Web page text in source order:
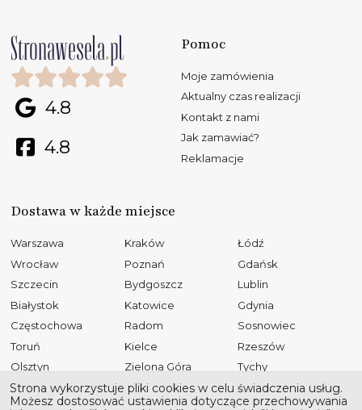
4.8
4.8
Pomoc
Moje zamówienia
Aktualny czas realizacji
Kontakt z nami
Jak zamawiać?
Reklamacje
Dostawa w każde miejsce
Warszawa Kraków
Łódź
Wrocław
Poznań
Gdańsk
Szczecin
Bydgoszcz
Lublin
Białystok
Katowice
Gdynia
Częstochowa
Radom
Sosnowiec
Toruń
Kielce
Rzeszów
Olsztyn
Zielona Góra
Tychy
Opole
Gliwice
Płock
Strona wykorzystuje pliki cookies w celu świadczenia usług.
Możesz dostosować ustawienia dotyczące przechowywania